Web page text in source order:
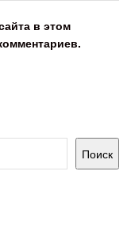
в этом
Поиск